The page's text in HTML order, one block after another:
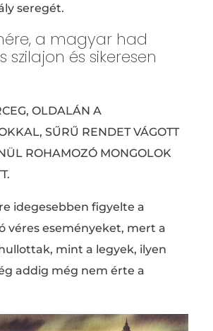
seregét.
a magyar had
és sikeresen
OLDALÁN A
SŰRŰ RENDET VÁGOTT
ROHAMOZÓ MONGOLOK
idegesebben figyelte a
véres eseményeket, mert a
mint a legyek, ilyen
addig még nem érte a